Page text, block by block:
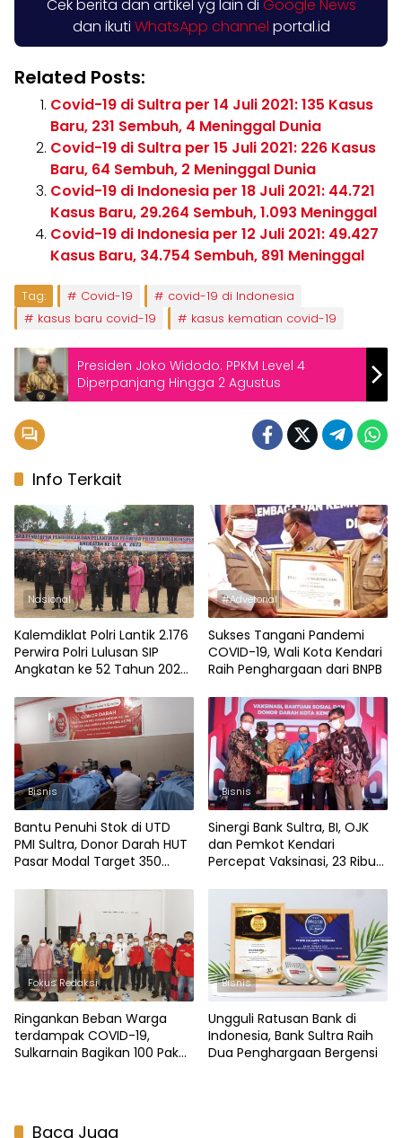
Cek berita dan artikel yg lain di Google News
dan ikuti WhatsApp channel portal.id
Related Posts:
Covid-19 di Sultra per 14 Juli 2021: 135 Kasus
Baru, 231 Sembuh, 4 Meninggal Dunia
Covid-19 di Sultra per 15 Juli 2021: 226 Kasus
Baru, 64 Sembuh, 2 Meninggal Dunia
Covid-19 di Indonesia per 18 Juli 2021: 44.721
Kasus Baru, 29.264 Sembuh, 1.093 Meninggal
Covid-19 di Indonesia per 12 Juli 2021: 49.427
Kasus Baru, 34.754 Sembuh, 891 Meninggal
Tag: Covid-19
covid-19 di Indonesia
kasus baru covid-19
kasus kematian covid-19
Presiden Joko Widodo: PPKM Level 4
Diperpanjang Hingga 2 Agustus
Info Terkait
Nasional
Kalemdiklat Polri Lantik 2.176
Perwira Polri Lulusan SIP
Angkatan ke 52 Tahun 2023,
#Advetorial
Sukses Tangani Pandemi
COVID-19, Wali Kota Kendari
Raih Penghargaan dari BNPB
Bisnis
Bantu Penuhi Stok di UTD
PMI Sultra, Donor Darah HUT
Pasar Modal Target 350
Bisnis
Sinergi Bank Sultra, BI, OJK
dan Pemkot Kendari
Percepat Vaksinasi, 23 Ribu
Fokus Redaksi
Ringankan Beban Warga
terdampak COVID-19,
Sulkarnain Bagikan 100 Paket
Bisnis
Ungguli Ratusan Bank di
Indonesia, Bank Sultra Raih
Dua Penghargaan Bergensi
Baca Juga